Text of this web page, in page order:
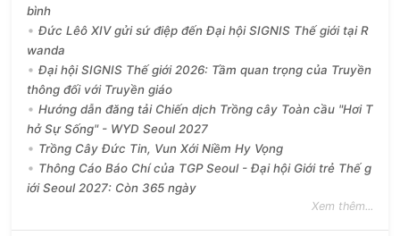
bình
Đức Lêô XIV gửi sứ điệp đến Đại hội SIGNIS Thế giới tại R
wanda
Đại hội SIGNIS Thế giới 2026: Tầm quan trọng của Truyền
thông đối với Truyền giáo
Hướng dẫn đăng tải Chiến dịch Trồng cây Toàn cầu "Hơi T
hở Sự Sống" - WYD Seoul 2027
Trồng Cây Đức Tin, Vun Xới Niềm Hy Vọng
Thông Cáo Báo Chí của TGP Seoul - Đại hội Giới trẻ Thế g
iới Seoul 2027: Còn 365 ngày
Xem thêm...